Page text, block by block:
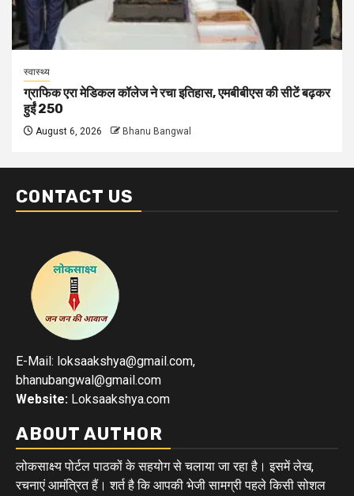
स्वास्थ्य
ग्राफिक एरा मेडिकल कॉलेज ने रचा इतिहास, एमबीबीएस की सीटें बढ़कर
हुईं 250
August 6, 2026 Bhanu Bangwal
CONTACT US
E-Mail: loksaakshya@gmail.com,
bhanubangwal@gmail.com
Website: Loksaakshya.com
ABOUT AUTHOR
लोकसाक्ष्य पोर्टल पाठकों के सहयोग से चलाया जा रहा है। इसमें लेख,
रचनाएं आमंत्रित हैं। शर्त है कि आपकी भेजी सामग्री पहले किसी सोशल